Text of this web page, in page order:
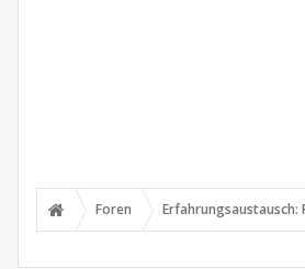
Foren Erfahrungsaustausch: